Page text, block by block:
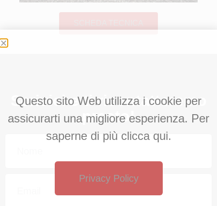
Scrivici e ti ricontatteremo
presto!
Questo sito Web utilizza i cookie per
assicurarti una migliore esperienza. Per
saperne di più clicca qui.
Privacy Policy